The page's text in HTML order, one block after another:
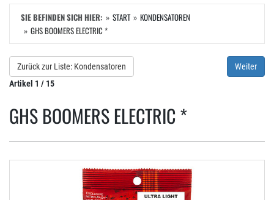
SIE BEFINDEN SICH HIER: START
KONDENSATOREN
GHS BOOMERS ELECTRIC *
Zurück zur Liste: Kondensatoren
Weiter
Artikel 1 / 15
GHS BOOMERS ELECTRIC *